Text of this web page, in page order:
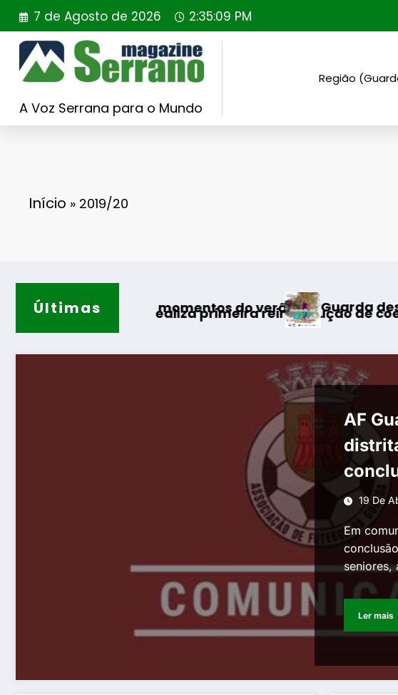
Saltar
para
conteúdo
7 de Agosto de 2026 2:35:10 PM
A Voz Serrana para o Mundo
Região
Início » 2019/20
Últimas
do verãoreintrodução de coelho-bravo em área
Guarda desafia amantes do BTT na
AF
19 De
Em
seniores,
Ler mais